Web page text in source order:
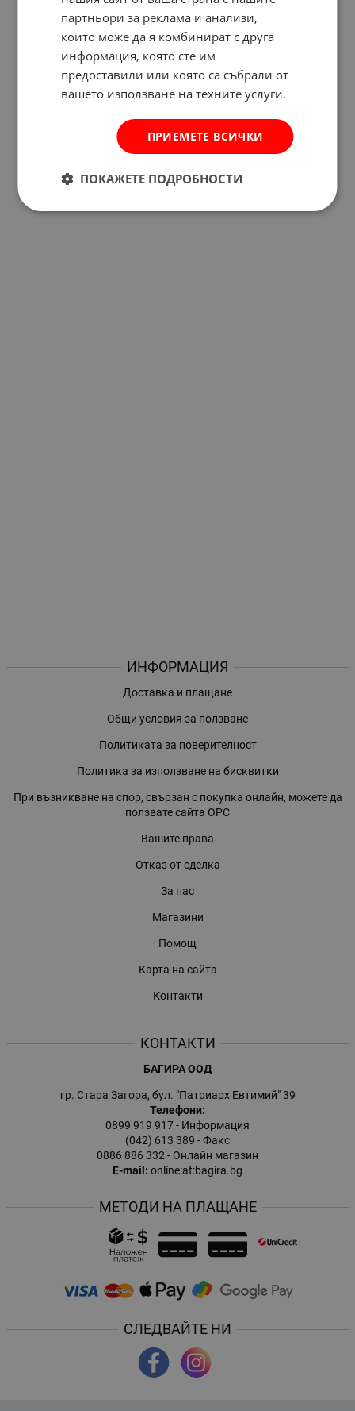
ИНФОРМАЦИЯ
Доставка и плащане
Общи условия за ползване
Политиката за поверителност
Политика за използване на бисквитки
При възникване на спор, свързан с покупка онлайн, можете да
ползвате сайта ОРС
Вашите права
Отказ от сделка
За нас
Магазини
Помощ
Карта на сайта
Контакти
КОНТАКТИ
БАГИРА ООД
гр. Стара Загора, бул. "Патриарх Евтимий" 39
Телефони:
0899 919 917- Информация
(042) 613 389 - Факс
0886 886 332 - Онлайн магазин
E-mail: online:at:bagira.bg
МЕТОДИ НА ПЛАЩАНЕ
СЛЕДВАЙТЕ НИ
партньори за реклама и анализи,
които може да я комбинират с друга
информация, която сте им
предоставили или която са събрали от
вашето използване на техните услуги.
ПРИЕМЕТЕ ВСИЧКИ
ПОКАЖЕТЕ ПОДРОБНОСТИ